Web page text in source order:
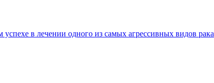
в лечении одного из самых агрессивных видов рака